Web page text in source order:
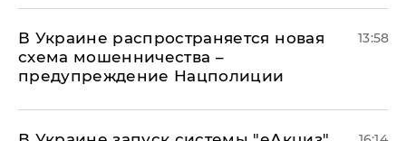
В Украине распространяется новая
схема мошенничества –
предупреждение Нацполиции
13:58